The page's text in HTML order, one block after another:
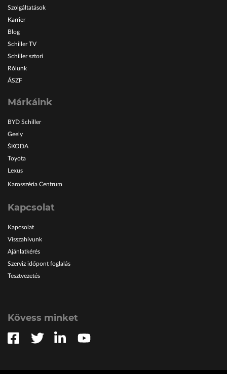
Szolgáltatások
Karrier
Blog
Schiller TV
Schiller sztori
Rólunk
ÁSZF
Márkáink
BYD Schiller
Geely
ŠKODA
Toyota
Lexus
Karosszéria Centrum
Kapcsolat
Kapcsolat
Visszahívunk
Ajánlatkérés
Szerviz időpont foglalás
Tesztvezetés
Kövess minket